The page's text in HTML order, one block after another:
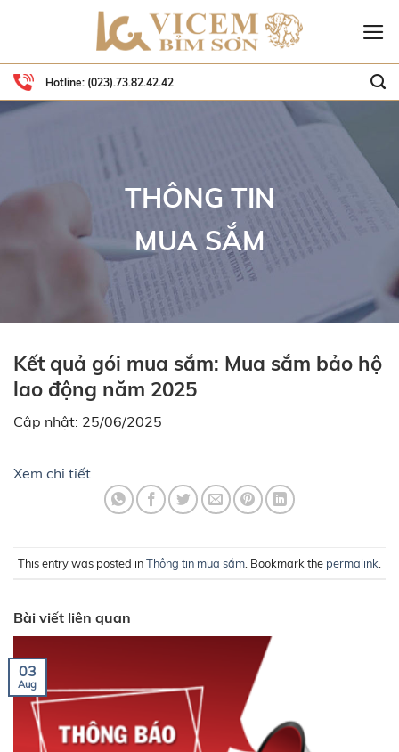
Hotline: (023).73.82.42.42
THÔNG TIN
MUA SẮM
Kết quả gói mua sắm: Mua sắm bảo hộ
lao động năm 2025
Cập nhật: 25/06/2025
Xem chi tiết
This entry was posted inThông tin mua sắm . Bookmark the permalink
Bài viết liên quan
03
Aug